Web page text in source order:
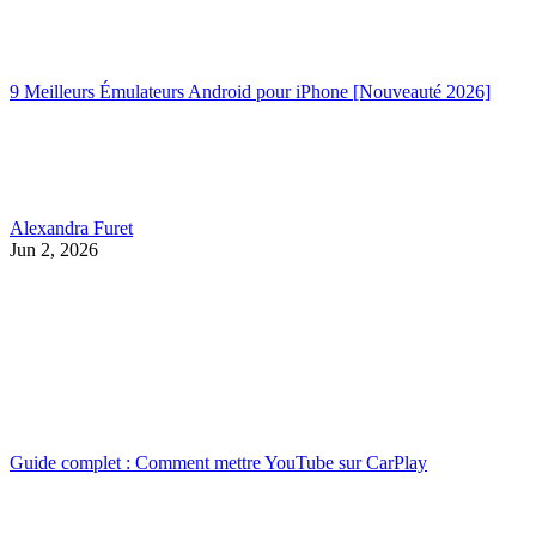
9 Meilleurs Émulateurs Android pour iPhone [Nouveauté 2026]
Alexandra Furet
Jun 2, 2026
Guide complet : Comment mettre YouTube sur CarPlay